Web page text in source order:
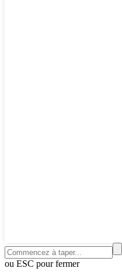
ou ESC pour fermer